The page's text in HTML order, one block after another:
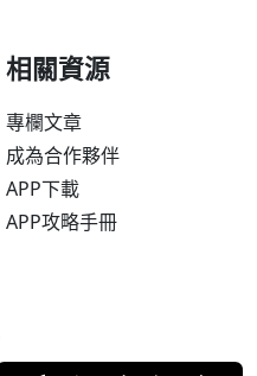
相關資源
專欄文章
成為合作夥伴
APP下載
APP攻略手冊